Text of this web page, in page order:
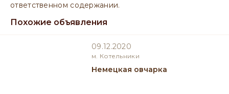
ответственном содержании.
Похожие объявления
09.12.2020
м. Котельники
Немецкая овчарка